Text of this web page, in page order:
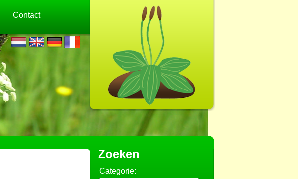
Contact
Zoeken
Categorie: